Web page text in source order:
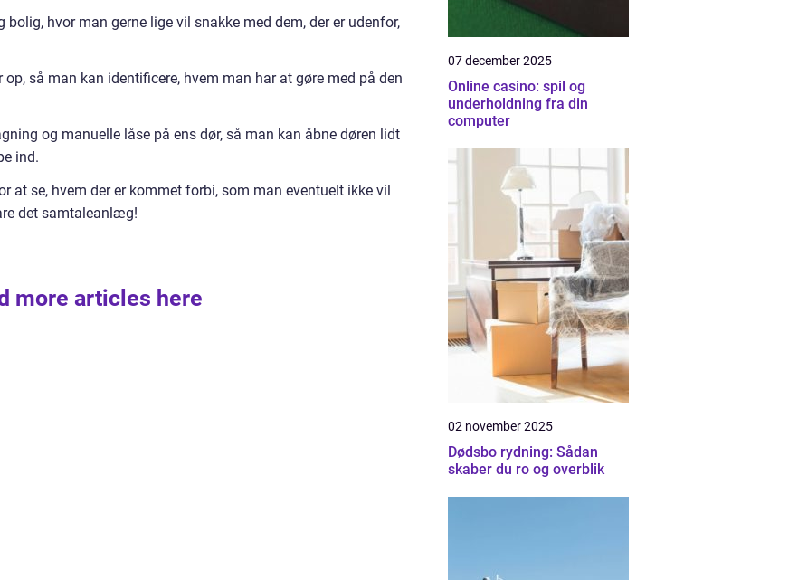
hvor man gerne lige vil snakke med dem, der er udenfor,
så man kan identificere, hvem man har at gøre med på den
og manuelle låse på ens dør, så man kan åbne døren lidt
ind.
at se, hvem der er kommet forbi, som man eventuelt ikke vil
det samtaleanlæg!
more articles here
07 december 2025
Online casino: spil og
underholdning fra din
computer
02 november 2025
Dødsbo rydning: Sådan
skaber du ro og overblik